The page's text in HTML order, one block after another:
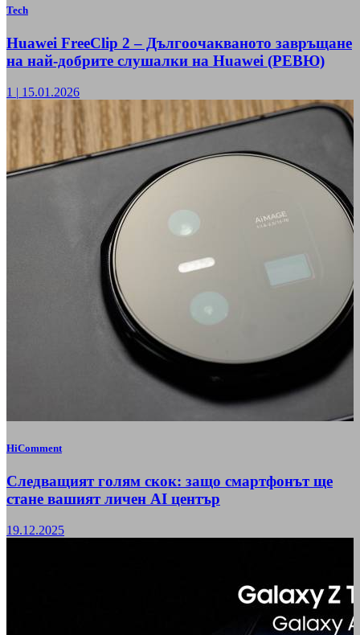
Tech
Huawei FreeClip 2 – Дългоочакваното завръщане
на най-добрите слушалки на Huawei (РЕВЮ)
1 | 15.01.2026
HiComment
Следващият голям скок: защо смартфонът ще
стане вашият личен AI център
19.12.2025